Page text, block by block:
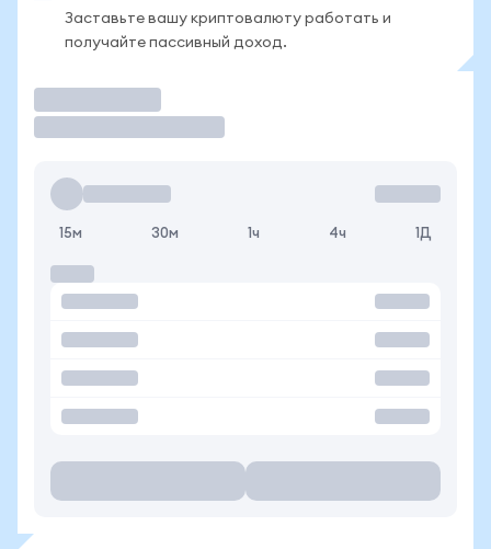
Заставьте вашу криптовалюту работать и
получайте пассивный доход.
15м 30м 1ч 4ч 1Д